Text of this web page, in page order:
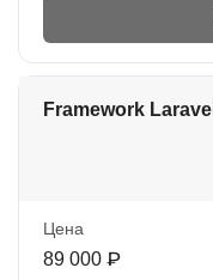
Framework Laravel
Цена
89 000 ₽